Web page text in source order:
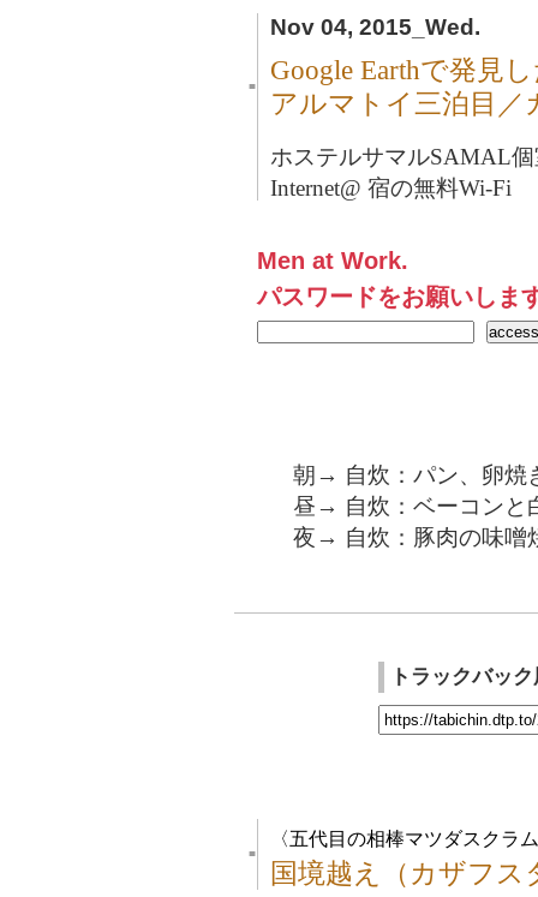
Nov 04, 2015_Wed.
■
Google Earthで発見
アルマトイ三泊目／
ホステルサマルSAMAL
Internet@ 宿の無料Wi-Fi
Men at Work.
パスワードをお願いしま
朝→ 自炊：パン、卵焼
昼→ 自炊：ベーコンと
夜→ 自炊：豚肉の味噌
トラックバッ
■
〈五代目の相棒マツダスクラ
国境越え（カザフ